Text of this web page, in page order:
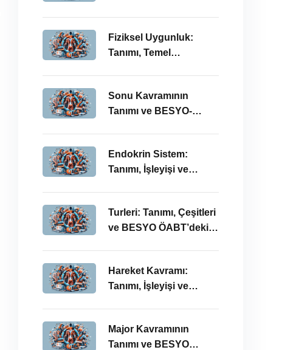
Fiziksel Uygunluk:
Tanımı, Temel
Önemi
Sonu Kavramının
Tanımı ve BESYO-
Endokrin Sistem:
Tanımı, İşleyişi ve
Turleri: Tanımı, Çeşitleri
ve BESYO ÖABT’deki
Hareket Kavramı:
Tanımı, İşleyişi ve
Major Kavramının
Tanımı ve BESYO